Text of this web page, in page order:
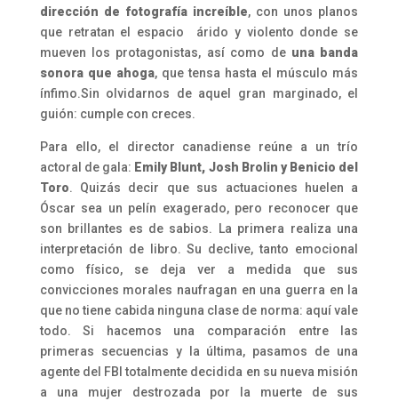
dirección de fotografía increíble, con unos planos
que retratan el espacio árido y violento donde se
mueven los protagonistas, así como de una banda
sonora que ahoga, que tensa hasta el músculo más
ínfimo.Sin olvidarnos de aquel gran marginado, el
guión: cumple con creces.
Para ello, el director canadiense reúne a un trío
actoral de gala: Emily Blunt, Josh Brolin y Benicio del
Toro. Quizás decir que sus actuaciones huelen a
Óscar sea un pelín exagerado, pero reconocer que
son brillantes es de sabios. La primera realiza una
interpretación de libro. Su declive, tanto emocional
como físico, se deja ver a medida que sus
convicciones morales naufragan en una guerra en la
que no tiene cabida ninguna clase de norma: aquí vale
todo. Si hacemos una comparación entre las
primeras secuencias y la última, pasamos de una
agente del FBI totalmente decidida en su nueva misión
a una mujer destrozada por la muerte de sus